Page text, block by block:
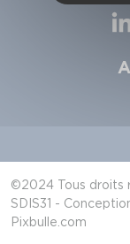
©2024 Tous droits
SDIS31 -
Pixbulle.com